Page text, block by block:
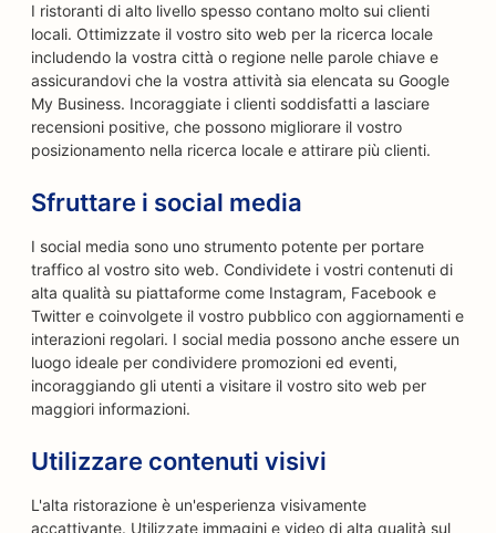
I ristoranti di alto livello spesso contano molto sui clienti
locali. Ottimizzate il vostro sito web per la ricerca locale
includendo la vostra città o regione nelle parole chiave e
assicurandovi che la vostra attività sia elencata su Google
My Business. Incoraggiate i clienti soddisfatti a lasciare
recensioni positive, che possono migliorare il vostro
posizionamento nella ricerca locale e attirare più clienti.
Sfruttare i social media
I social media sono uno strumento potente per portare
traffico al vostro sito web. Condividete i vostri contenuti di
alta qualità su piattaforme come Instagram, Facebook e
Twitter e coinvolgete il vostro pubblico con aggiornamenti e
interazioni regolari. I social media possono anche essere un
luogo ideale per condividere promozioni ed eventi,
incoraggiando gli utenti a visitare il vostro sito web per
maggiori informazioni.
Utilizzare contenuti visivi
L'alta ristorazione è un'esperienza visivamente
accattivante. Utilizzate immagini e video di alta qualità sul